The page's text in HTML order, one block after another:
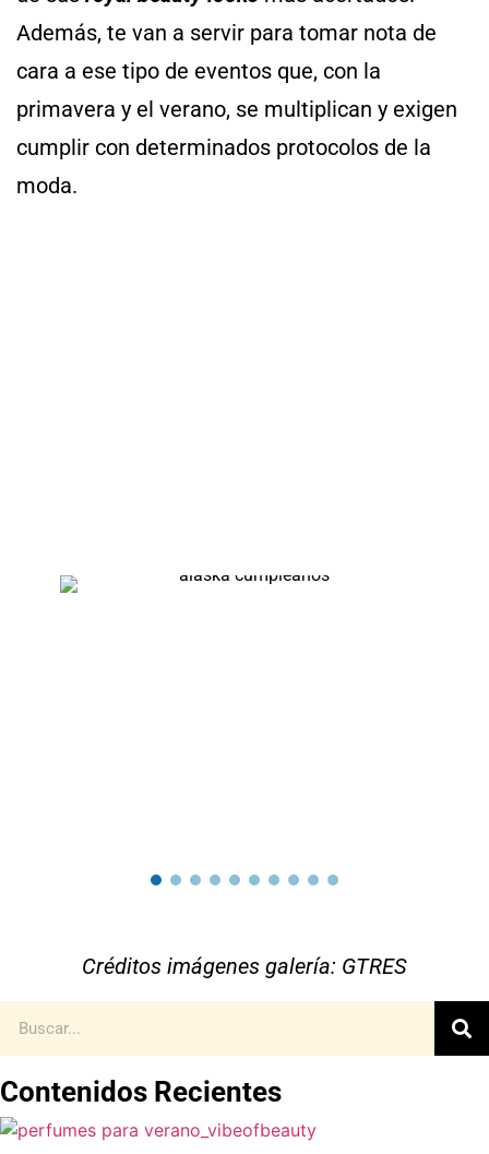
Además, te van a servir para tomar nota de
cara a ese tipo de eventos que, con la
primavera y el verano, se multiplican y exigen
cumplir con determinados protocolos de la
moda.
Créditos imágenes galería: GTRES
Contenidos Recientes